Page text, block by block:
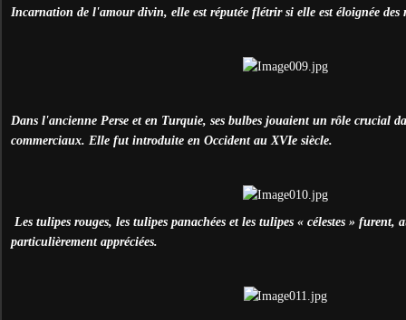
Incarnation de l'amour divin, elle est réputée flétrir si elle est éloignée des
Dans l'ancienne Perse et en Turquie, ses bulbes jouaient un rôle crucial
commerciaux. Elle fut introduite en Occident au XVIe siècle.
Les tulipes rouges, les tulipes panachées et les tulipes « célestes » furent,
particulièrement appréciées.